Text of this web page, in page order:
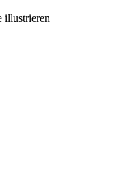
illustrieren